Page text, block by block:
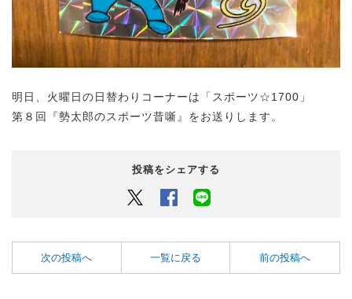
明日、火曜日の日替わりコーナーは「スポーツ☆1700」
第８回『勢太郎のスポーツ昔噺』をお送りします。
投稿をシェアする
Twitter Facebook
次の投稿へ 一覧に戻る 前の投稿へ